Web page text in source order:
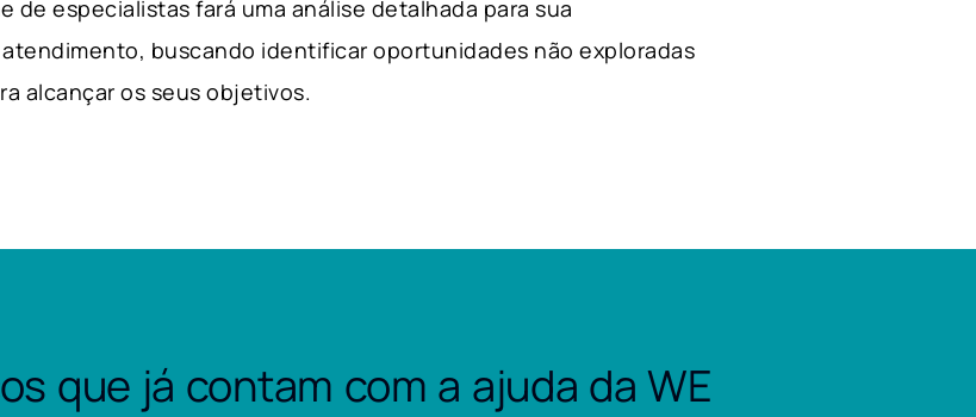
especialistas fará uma análise detalhada para sua
buscando identificar oportunidades não exploradas
alcançar os seus objetivos.
que já contam com a ajuda da WE